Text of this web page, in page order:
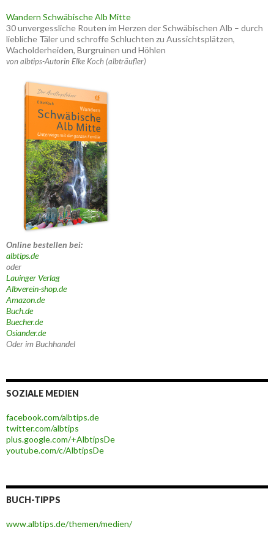
Wandern Schwäbische Alb Mitte
30 unvergessliche Routen im Herzen der Schwäbischen Alb – durch
liebliche Täler und schroffe Schluchten zu Aussichtsplätzen,
Wacholderheiden, Burgruinen und Höhlen
von albtips-Autorin Elke Koch (albträufler)
Online bestellen bei:
albtips.de
oder
Lauinger Verlag
Albverein-shop.de
Amazon.de
Buch.de
Buecher.de
Osiander.de
Oder im Buchhandel
SOZIALE MEDIEN
facebook.com/albtips.de
twitter.com/albtips
plus.google.com/+AlbtipsDe
youtube.com/c/AlbtipsDe
BUCH-TIPPS
www.albtips.de/themen/medien/